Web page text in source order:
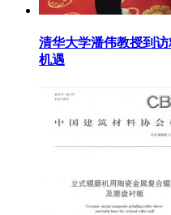
清华大学潘伟教授到
机遇